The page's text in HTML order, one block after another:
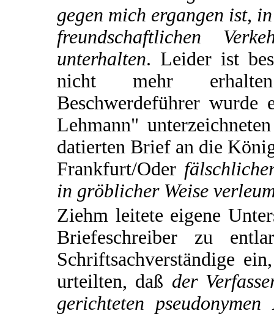
gegen mich ergangen ist,
freundschaftlichen
unterhalten. Leider ist
nicht mehr
Beschwerdeführer
Lehmann"
datierten Brief an die
Frankfurt/Oder
in gröblicher Weise
Ziehm leitete eigene
Briefeschreiber zu
Schriftsachverständige
urteilten, daß der
gerichteten